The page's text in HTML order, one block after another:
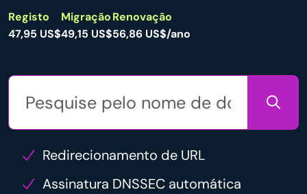
Registo
47,95 US$
Migração
49,15 US$
Renovação
56,86 US$/ano
Redirecionamento de URL
Assinatura DNSSEC automática